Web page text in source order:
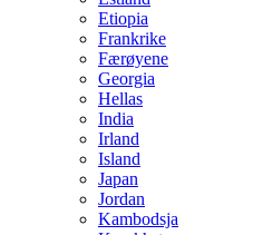
Etiopia
Frankrike
Færøyene
Georgia
Hellas
India
Irland
Island
Japan
Jordan
Kambodsja